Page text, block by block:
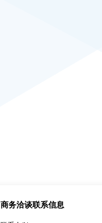
商务洽谈联系信息